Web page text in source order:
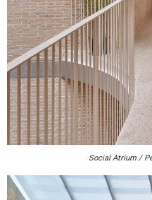
Social Atrium /